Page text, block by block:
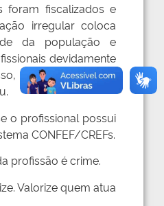
foram fiscalizados e
irregular coloca
da população e
devidamente
seguimos atentos:
o profissional possui
CONFEF/CREFs.
profissão é crime.
Valorize quem atua